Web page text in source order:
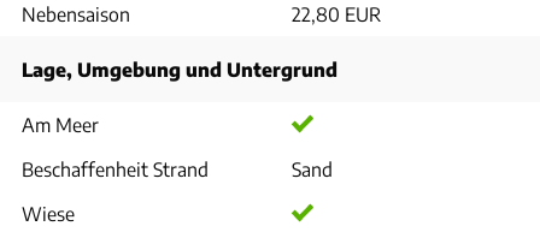
Nebensaison
22,80 EUR
Lage, Umgebung und Untergrund
Am Meer
Beschaffenheit Strand
Sand
Wiese